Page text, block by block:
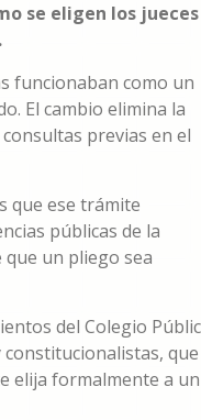
se eligen los jueces
funcionaban como un
El cambio elimina la
previas en el
que ese trámite
públicas de la
un pliego sea
del Colegio
constitucionalistas, que
elija formalmente a un